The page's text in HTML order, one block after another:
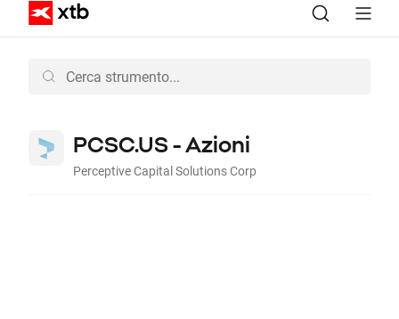
PCSC.US - Azioni
Perceptive Capital Solutions Corp